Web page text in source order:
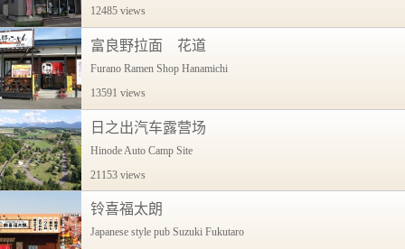
12485 views
富良野拉面 花道
Furano Ramen Shop Hanamichi
13591 views
日之出汽车露营场
Hinode Auto Camp Site
21153 views
铃喜福太朗
Japanese style pub Suzuki Fukutaro